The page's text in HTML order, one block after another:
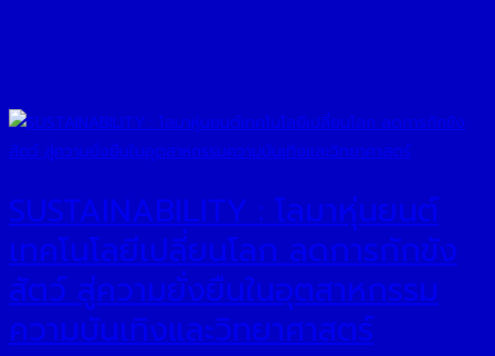
SUSTAINABILITY : โลมาหุ่นยนต์
เทคโนโลยีเปลี่ยนโลก ลดการกักขัง
สัตว์ สู่ความยั่งยืนในอุตสาหกรรม
ความบันเทิงและวิทยาศาสตร์